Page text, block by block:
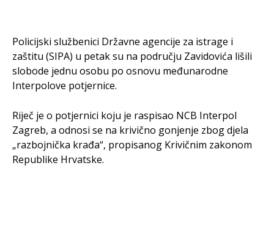
Policijski službenici Državne agencije za istrage i
zaštitu (SIPA) u petak su na području Zavidovića lišili
slobode jednu osobu po osnovu međunarodne
Interpolove potjernice.
Riječ je o potjernici koju je raspisao NCB Interpol
Zagreb, a odnosi se na krivično gonjenje zbog djela
„razbojnička krađa“, propisanog Krivičnim zakonom
Republike Hrvatske.